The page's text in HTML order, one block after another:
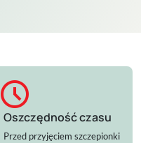
schedule
Oszczędność czasu
Przed przyjęciem szczepionki